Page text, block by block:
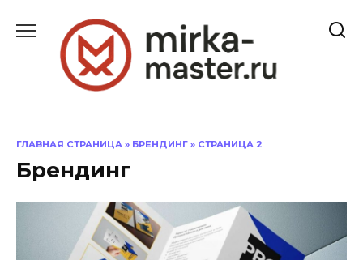
содержанию
ГЛАВНАЯ СТРАНИЦА » БРЕНДИНГ » СТРАНИЦА 2
Брендинг